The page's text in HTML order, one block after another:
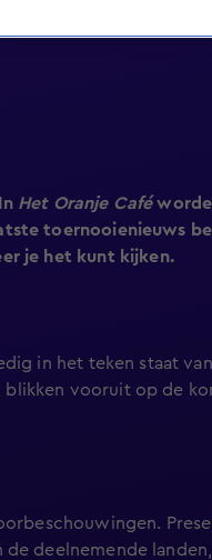
Het Oranje Café
toernooienieuws
je het kunt kijken.
in het teken staat
vooruit op de
deelnemende